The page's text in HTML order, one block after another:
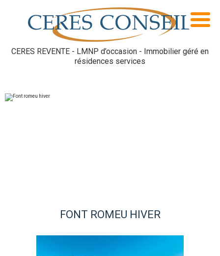
CERES REVENTE - LMNP d’occasion - Immobilier géré en
résidences services
FONT ROMEU HIVER